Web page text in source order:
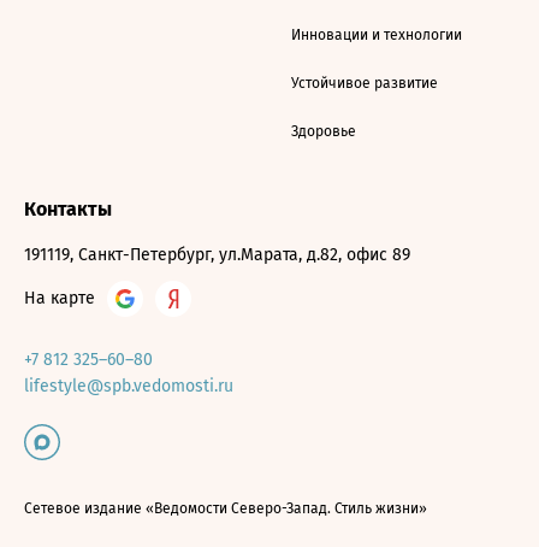
Инновации и технологии
Устойчивое развитие
Здоровье
Контакты
191119, Санкт-Петербург, ул.Марата, д.82, офис 89
На карте
+7 812 325–60–80
lifestyle@spb.vedomosti.ru
Сетевое издание «Ведомости Северо-Запад. Стиль жизни»